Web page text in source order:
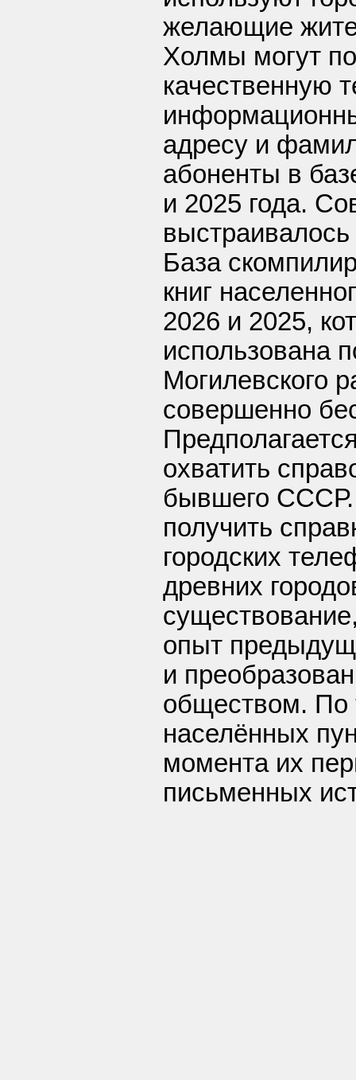
желающие
Холмы могут
качественную
адресу и
абоненты в
и 2025 года.
База
книг
2026 и 2025,
использована
Могилевского
совершенно
охватить
бывшего СССР.
получить
городских
древних
опыт
и
обществом. По
населённых
момента их
письменных